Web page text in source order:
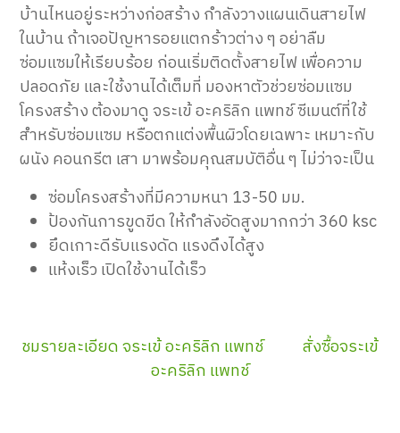
บ้านไหนอยู่ระหว่างก่อสร้าง กำลังวางแผนเดินสายไฟ
ในบ้าน ถ้าเจอปัญหารอยแตกร้าวต่าง ๆ อย่าลืม
ซ่อมแซมให้เรียบร้อย ก่อนเริ่มติดตั้งสายไฟ เพื่อความ
ปลอดภัย และใช้งานได้เต็มที่ มองหาตัวช่วยซ่อมแซม
โครงสร้าง ต้องมาดู จระเข้ อะคริลิก แพทช์ ซีเมนต์ที่ใช้
สำหรับซ่อมแซม หรือตกแต่งพื้นผิวโดยเฉพาะ เหมาะกับ
ผนัง คอนกรีต เสา มาพร้อมคุณสมบัติอื่น ๆ ไม่ว่าจะเป็น
ซ่อมโครงสร้างที่มีความหนา 13-50 มม.
ป้องกันการขูดขีด ให้กำลังอัดสูงมากกว่า 360 ksc
ยึดเกาะดีรับแรงดัด แรงดึงได้สูง
แห้งเร็ว เปิดใช้งานได้เร็ว
ชมรายละเอียดจระเข้ อะคริลิก แพทช์
สั่งซื้อจระเข้
อะคริลิก แพทช์